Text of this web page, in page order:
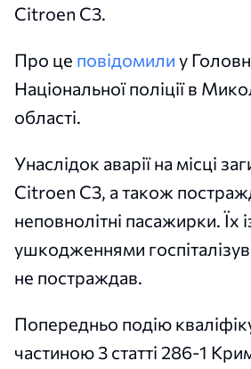
Citroen C3.
Про це повідомили у
Національної поліції в
області.
Унаслідок аварії на місці
Citroen C3, а також
неповнолітні пасажирки. Їх
ушкодженнями
не постраждав.
Попередньо подію
частиною 3 статті 286-1